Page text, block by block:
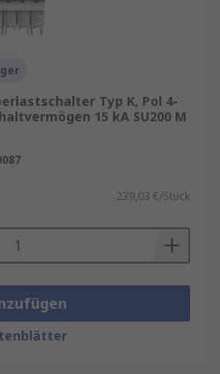
Typ K, Pol 4-
15 kA SU200 M
239,03 €/Stück